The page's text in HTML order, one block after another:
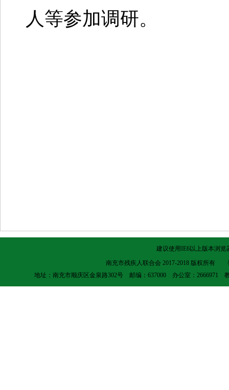
人等参加调研。
建议使用IE6以上版本浏览
南充市残疾人联合会 2017-2018 版权所有
地址：南充市顺庆区金泉路302号 邮编：637000 办公室：2666971